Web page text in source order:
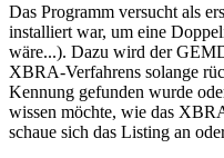
Das Programm versucht als
installiert war, um eine
wäre...). Dazu wird der
XBRA-Verfahrens solange
Kennung gefunden wurde
wissen möchte, wie das
schaue sich das Listing an